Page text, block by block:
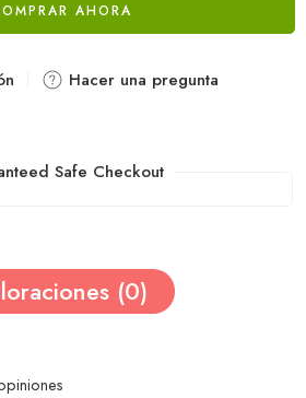
AHORA
Hacer una pregunta
Safe Checkout
(0)